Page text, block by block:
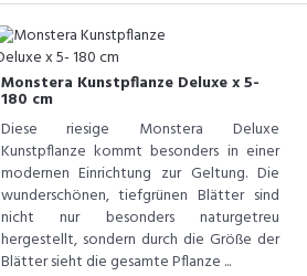
Monstera Kunstpflanze Deluxe x 5-
180 cm
Diese riesige Monstera Deluxe
Kunstpflanze kommt besonders in einer
modernen Einrichtung zur Geltung. Die
wunderschönen, tiefgrünen Blätter sind
nicht nur besonders naturgetreu
hergestellt, sondern durch die Größe der
Blätter sieht die gesamte Pflanze ...